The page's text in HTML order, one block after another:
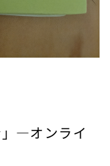
」―オンライ